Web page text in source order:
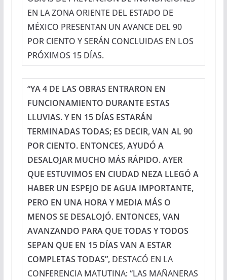
EN LA ZONA ORIENTE DEL ESTADO DE
MÉXICO PRESENTAN UN AVANCE DEL 90
POR CIENTO Y SERÁN CONCLUIDAS EN LOS
PRÓXIMOS 15 DÍAS.
“YA 4 DE LAS OBRAS ENTRARON EN
FUNCIONAMIENTO DURANTE ESTAS
LLUVIAS. Y EN 15 DÍAS ESTARÁN
TERMINADAS TODAS; ES DECIR, VAN AL 90
POR CIENTO. ENTONCES, AYUDÓ A
DESALOJAR MUCHO MÁS RÁPIDO. AYER
QUE ESTUVIMOS EN CIUDAD NEZA LLEGÓ A
HABER UN ESPEJO DE AGUA IMPORTANTE,
PERO EN UNA HORA Y MEDIA MÁS O
MENOS SE DESALOJÓ. ENTONCES, VAN
AVANZANDO PARA QUE TODAS Y TODOS
SEPAN QUE EN 15 DÍAS VAN A ESTAR
COMPLETAS TODAS”, DESTACÓ EN LA
CONFERENCIA MATUTINA: “LAS MAÑANERAS